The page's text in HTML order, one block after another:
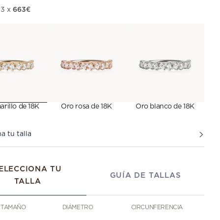
3 x663€
de 18K Oro rosa de 18K Oro blanco de 18K
tu talla
TU
TALLA
GUÍA DE TALLAS
TAMAÑO DIÁMETRO CIRCUNFERENCIA